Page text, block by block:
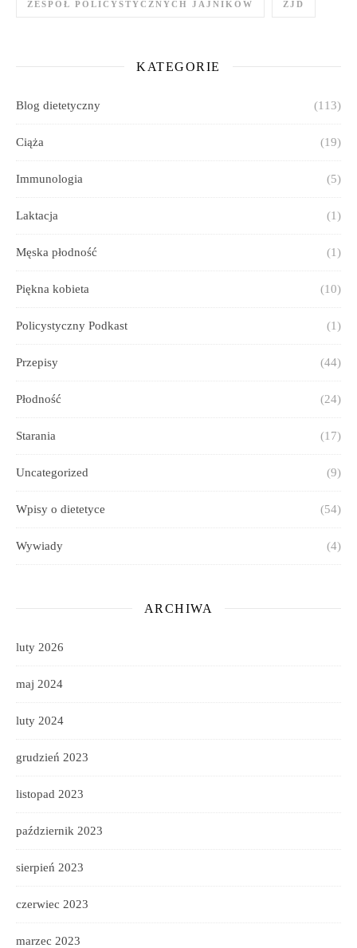
ZESPÓŁ POLICYSTYCZNYCH JAJNIKÓW ZJD
KATEGORIE
Blog dietetyczny (113)
Ciąża (19)
Immunologia (5)
Laktacja (1)
Męska płodność (1)
Piękna kobieta (10)
Policystyczny Podkast (1)
Przepisy (44)
Płodność (24)
Starania (17)
Uncategorized (9)
Wpisy o dietetyce (54)
Wywiady (4)
ARCHIWA
luty 2026
maj 2024
luty 2024
grudzień 2023
listopad 2023
październik 2023
sierpień 2023
czerwiec 2023
marzec 2023